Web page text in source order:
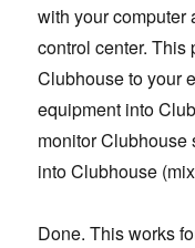
with your computer
control center. This
Clubhouse to your
equipment into
monitor Clubhouse
into Clubhouse
Done. This works